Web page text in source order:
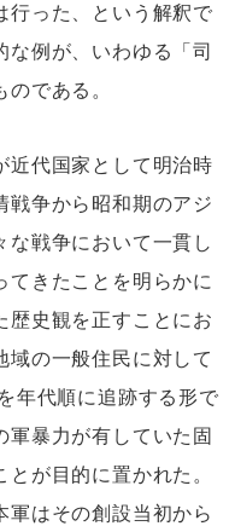
行った、という解釈で
例が、いわゆる「司
である。
近代国家として明治時
戦争から昭和期のアジ
な戦争において一貫し
てきたことを明らかに
歴史観を正すことにお
域の一般住民に対して
年代順に追跡する形で
軍暴力が有していた固
が目的に置かれた。
軍はその創設当初から